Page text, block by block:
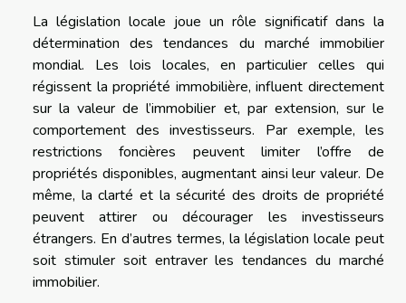
La législation locale joue un rôle significatif dans la
détermination des tendances du marché immobilier
mondial. Les lois locales, en particulier celles qui
régissent la propriété immobilière, influent directement
sur la valeur de l’immobilier et, par extension, sur le
comportement des investisseurs. Par exemple, les
restrictions foncières peuvent limiter l’offre de
propriétés disponibles, augmentant ainsi leur valeur. De
même, la clarté et la sécurité des droits de propriété
peuvent attirer ou décourager les investisseurs
étrangers. En d’autres termes, la législation locale peut
soit stimuler soit entraver les tendances du marché
immobilier.